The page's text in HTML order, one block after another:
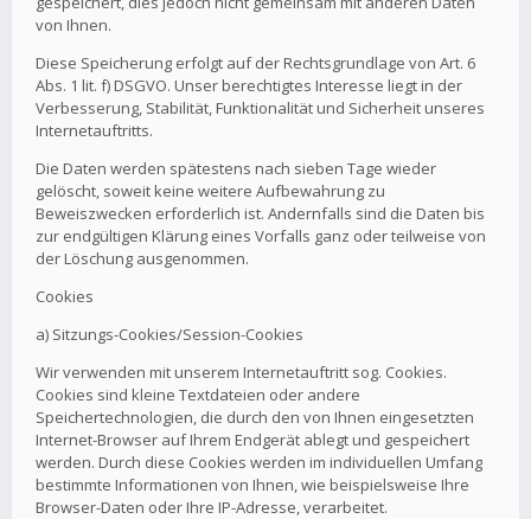
von Ihnen.
Diese Speicherung erfolgt auf der Rechtsgrundlage von Art. 6
Abs. 1 lit. f) DSGVO. Unser berechtigtes Interesse liegt in der
Verbesserung, Stabilität, Funktionalität und Sicherheit unseres
Internetauftritts.
Die Daten werden spätestens nach sieben Tage wieder
gelöscht, soweit keine weitere Aufbewahrung zu
Beweiszwecken erforderlich ist. Andernfalls sind die Daten bis
zur endgültigen Klärung eines Vorfalls ganz oder teilweise von
der Löschung ausgenommen.
Cookies
a) Sitzungs-Cookies/Session-Cookies
Wir verwenden mit unserem Internetauftritt sog. Cookies.
Cookies sind kleine Textdateien oder andere
Speichertechnologien, die durch den von Ihnen eingesetzten
Internet-Browser auf Ihrem Endgerät ablegt und gespeichert
werden. Durch diese Cookies werden im individuellen Umfang
bestimmte Informationen von Ihnen, wie beispielsweise Ihre
Browser-Daten oder Ihre IP-Adresse, verarbeitet.